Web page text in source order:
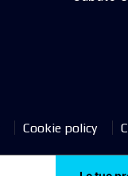
Cookie policy